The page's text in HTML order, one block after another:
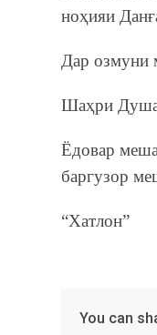
ноҳияи
Дар озмуни
Шаҳри
Ёдовар
баргузор
“Хатлон”
You can